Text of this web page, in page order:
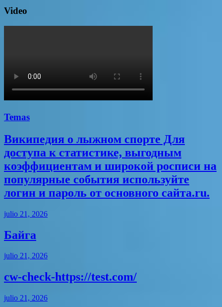
Video
Temas
Википедия о лыжном спорте Для
доступа к статистике, выгодным
коэффициентам и широкой росписи на
популярные события используйте
логин и пароль от основного сайта.ru.
julio 21, 2026
Байга
julio 21, 2026
cw-check-https://test.com/
julio 21, 2026